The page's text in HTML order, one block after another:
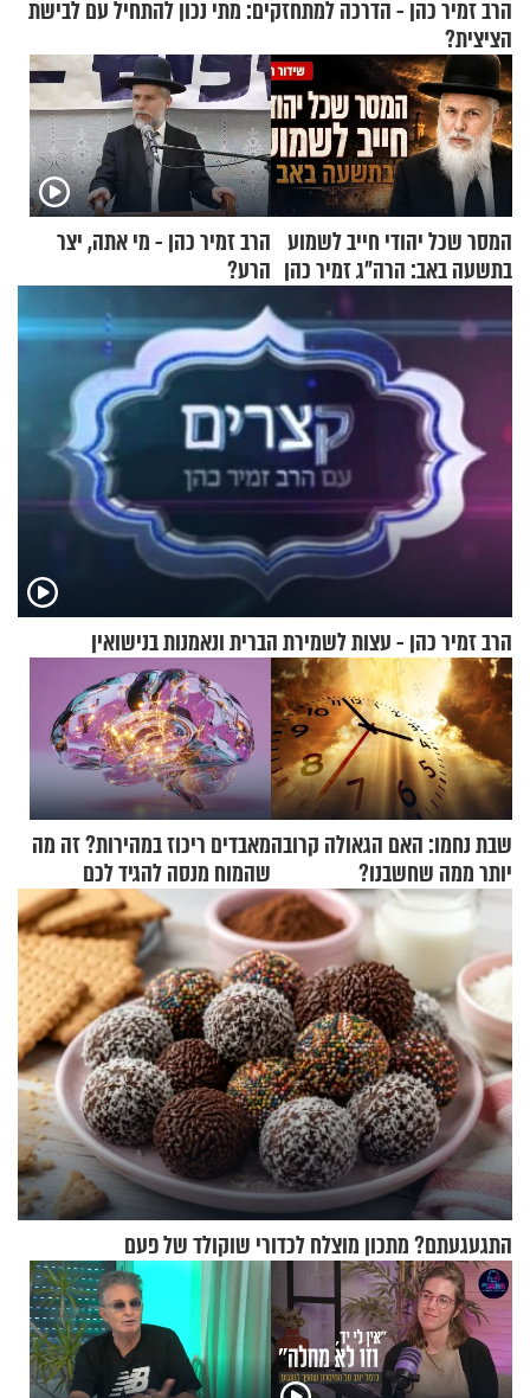
הרב זמיר כהן - הדרכה למתחזקים: מתי נכון להתחיל עם לבישת
הציצית?
המסר שכל יהודי חייב לשמוע
בתשעה באב: הרה"ג זמיר כהן
הרב זמיר כהן - מי אתה, יצר
הרע?
הרב זמיר כהן - עצות לשמירת הברית ונאמנות בנישואין
שבת נחמו: האם הגאולה קרובה
יותר ממה שחשבנו?
מאבדים ריכוז במהירות? זה מה
שהמוח מנסה להגיד לכם
התגעגעתם? מתכון מוצלח לכדורי שוקולד של פעם